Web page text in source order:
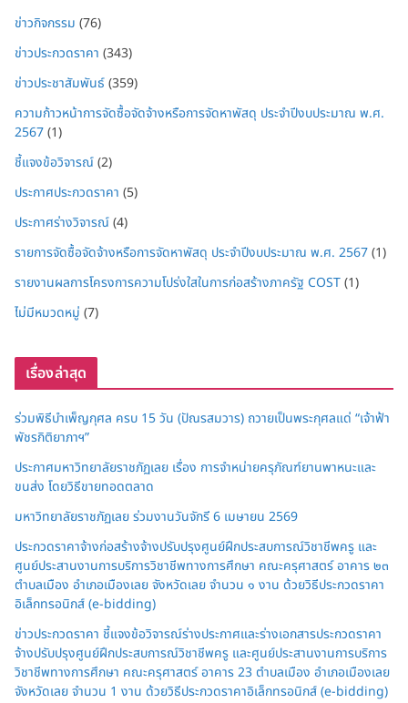
ข่าวกิจกรรม (76)
ข่าวประกวดราคา (343)
ข่าวประชาสัมพันธ์(359)
ความก้าวหน้าการจัดซื้อจัดจ้างหรือการจัดหาพัสดุ ประจำปีงบประมาณ พ.ศ.
2567(1)
ชี้แจงข้อวิจารณ์(2)
ประกาศประกวดราคา (5)
ประกาศร่างวิจารณ์(4)
รายการจัดซื้อจัดจ้างหรือการจัดหาพัสดุ ประจำปีงบประมาณ พ.ศ. 2567(1)
รายงานผลการโครงการความโปร่งใสในการก่อสร้างภาครัฐ COST(1)
ไม่มีหมวดหมู่ (7)
เรื่องล่าสุด
ร่วมพิธีบำเพ็ญกุศล ครบ 15 วัน (ปัณรสมวาร) ถวายเป็นพระกุศลแด่ “เจ้าฟ้า
พัชรกิติยาภาฯ”
ประกาศมหาวิทยาลัยราชภัฏเลย เรื่อง การจำหน่ายครุภัณฑ์ยานพาหนะและ
ขนส่ง โดยวิธีขายทอดตลาด
มหาวิทยาลัยราชภัฏเลย ร่วมงานวันจักรี 6 เมษายน 2569
ประกวดราคาจ้างก่อสร้างจ้างปรับปรุงศูนย์ฝึกประสบการณ์วิชาชีพครู และ
ศูนย์ประสานงานการบริการวิชาชีพทางการศึกษา คณะครุศาสตร์ อาคาร ๒๓
ตำบลเมือง อำเภอเมืองเลย จังหวัดเลย จำนวน ๑ งาน ด้วยวิธีประกวดราคา
อิเล็กทรอนิกส์ (e-bidding)
ข่าวประกวดราคา ชี้แจงข้อวิจารณ์ร่างประกาศและร่างเอกสารประกวดราคา
จ้างปรับปรุงศูนย์ฝึกประสบการณ์วิชาชีพครู และศูนย์ประสานงานการบริการ
วิชาชีพทางการศึกษา คณะครุศาสตร์ อาคาร 23 ตำบลเมือง อำเภอเมืองเลย
จังหวัดเลย จำนวน 1 งาน ด้วยวิธีประกวดราคาอิเล็กทรอนิกส์ (e-bidding)